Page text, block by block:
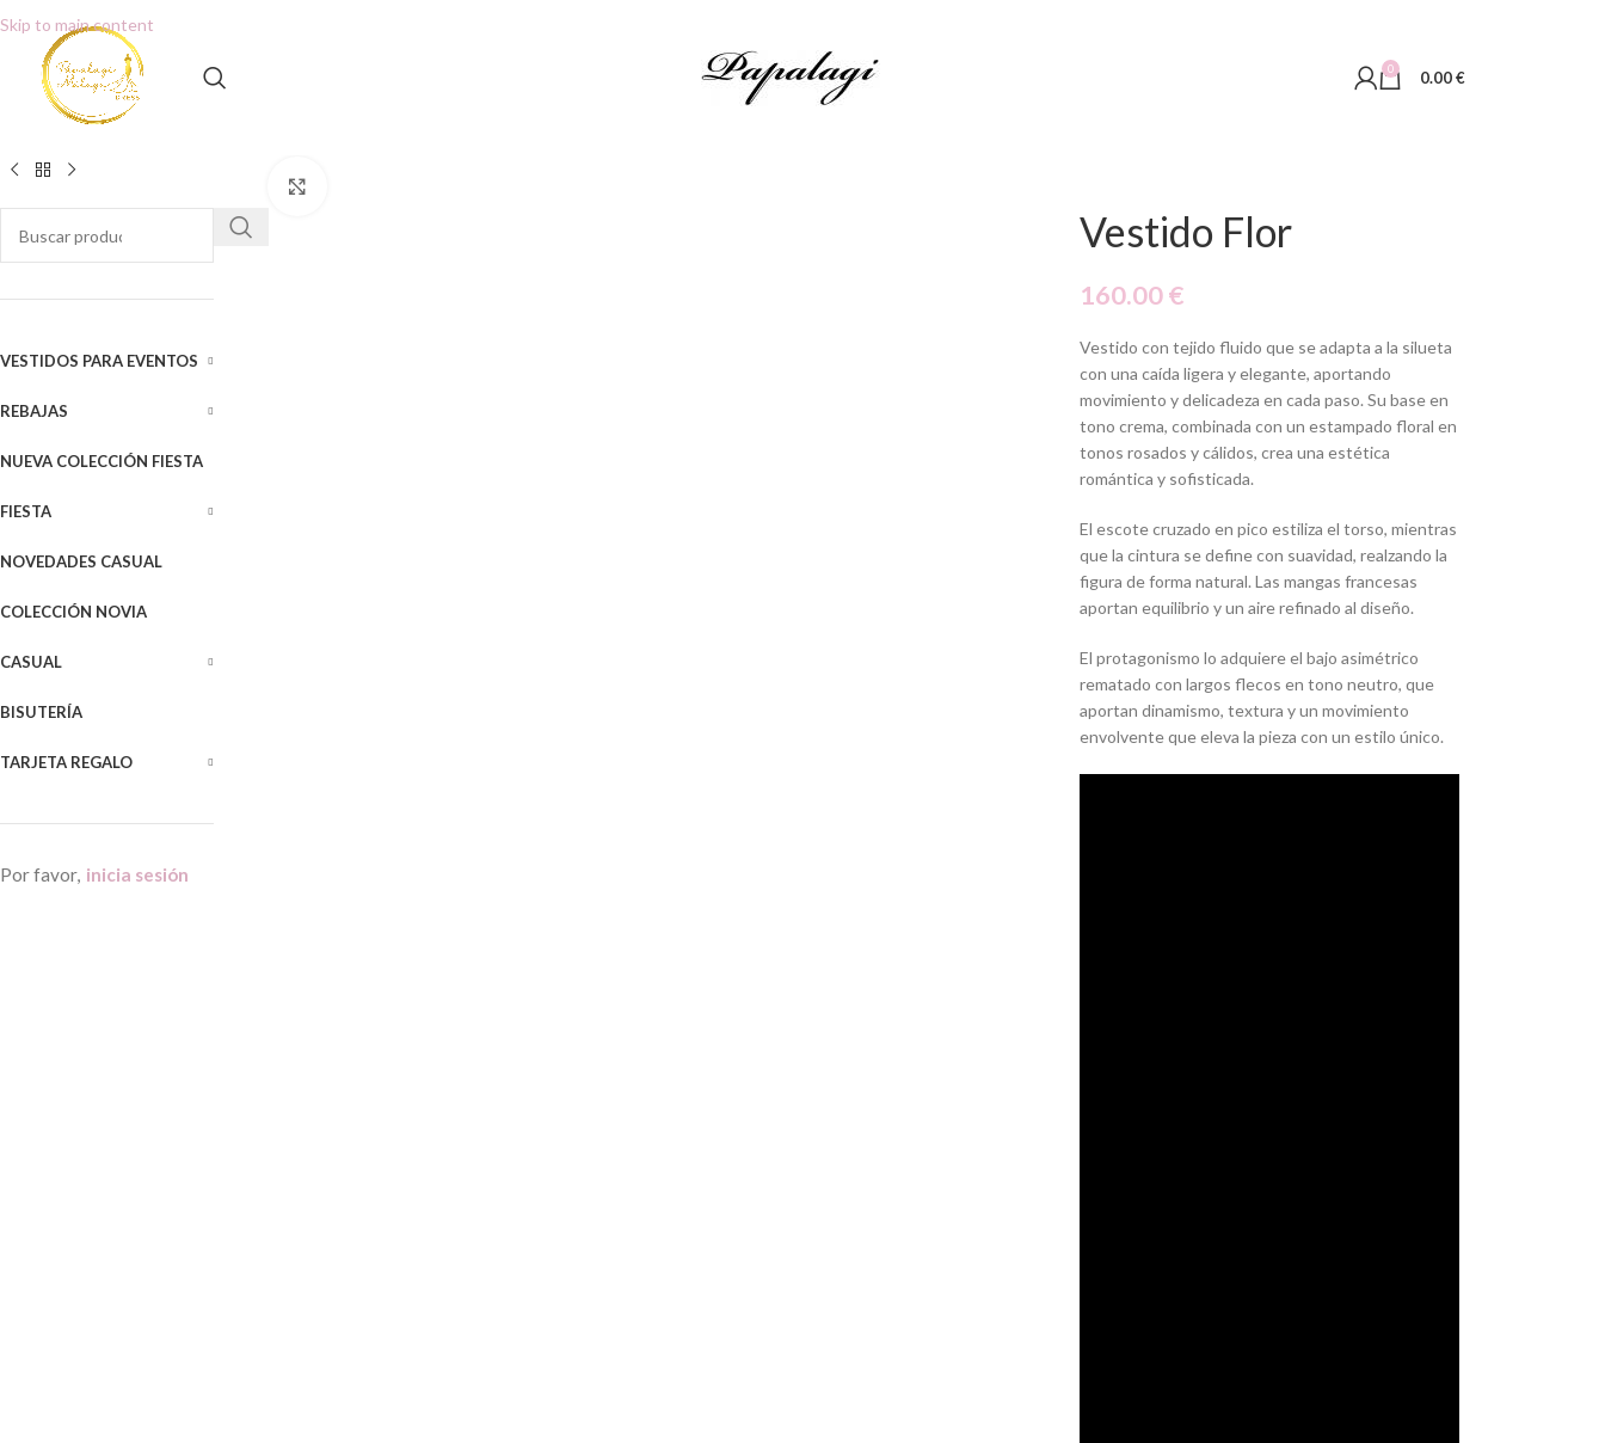
Skip to main content
0 0.00€
VESTIDOS PARA EVENTOS
REBAJAS
NUEVA COLECCIÓN FIESTA
FIESTA
NOVEDADES CASUAL
COLECCIÓN NOVIA
CASUAL
BISUTERÍA
TARJETA REGALO
Por favor, inicia sesión
Vestido Flor
160.00€
Vestido con tejido fluido que se adapta a la silueta
con una caída ligera y elegante, aportando
movimiento y delicadeza en cada paso. Su base en
tono crema, combinada con un estampado floral en
tonos rosados y cálidos, crea una estética
romántica y sofisticada.
El escote cruzado en pico estiliza el torso, mientras
que la cintura se define con suavidad, realzando la
figura de forma natural. Las mangas francesas
aportan equilibrio y un aire refinado al diseño.
El protagonismo lo adquiere el bajo asimétrico
rematado con largos flecos en tono neutro, que
aportan dinamismo, textura y un movimiento
envolvente que eleva la pieza con un estilo único.